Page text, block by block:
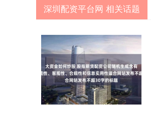
深圳配资平台网 相关话题